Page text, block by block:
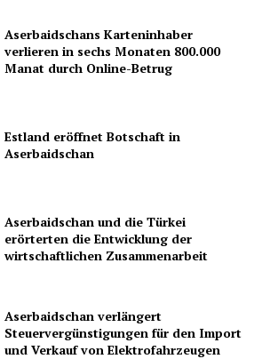
Aserbaidschans Karteninhaber
verlieren in sechs Monaten 800.000
Manat durch Online-Betrug
Estland eröffnet Botschaft in
Aserbaidschan
Aserbaidschan und die Türkei
erörterten die Entwicklung der
wirtschaftlichen Zusammenarbeit
Aserbaidschan verlängert
Steuervergünstigungen für den Import
und Verkauf von Elektrofahrzeugen